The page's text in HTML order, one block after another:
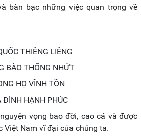
bàn bạc những việc quan trọng về
THIÊNG LIÊNG
BÀO THỐNG NHỨT
HỌ VĨNH TỒN
ĐÌNH HẠNH PHÚC
vọng bao đời, cao cả và được
Việt Nam vĩ đại của chúng ta.